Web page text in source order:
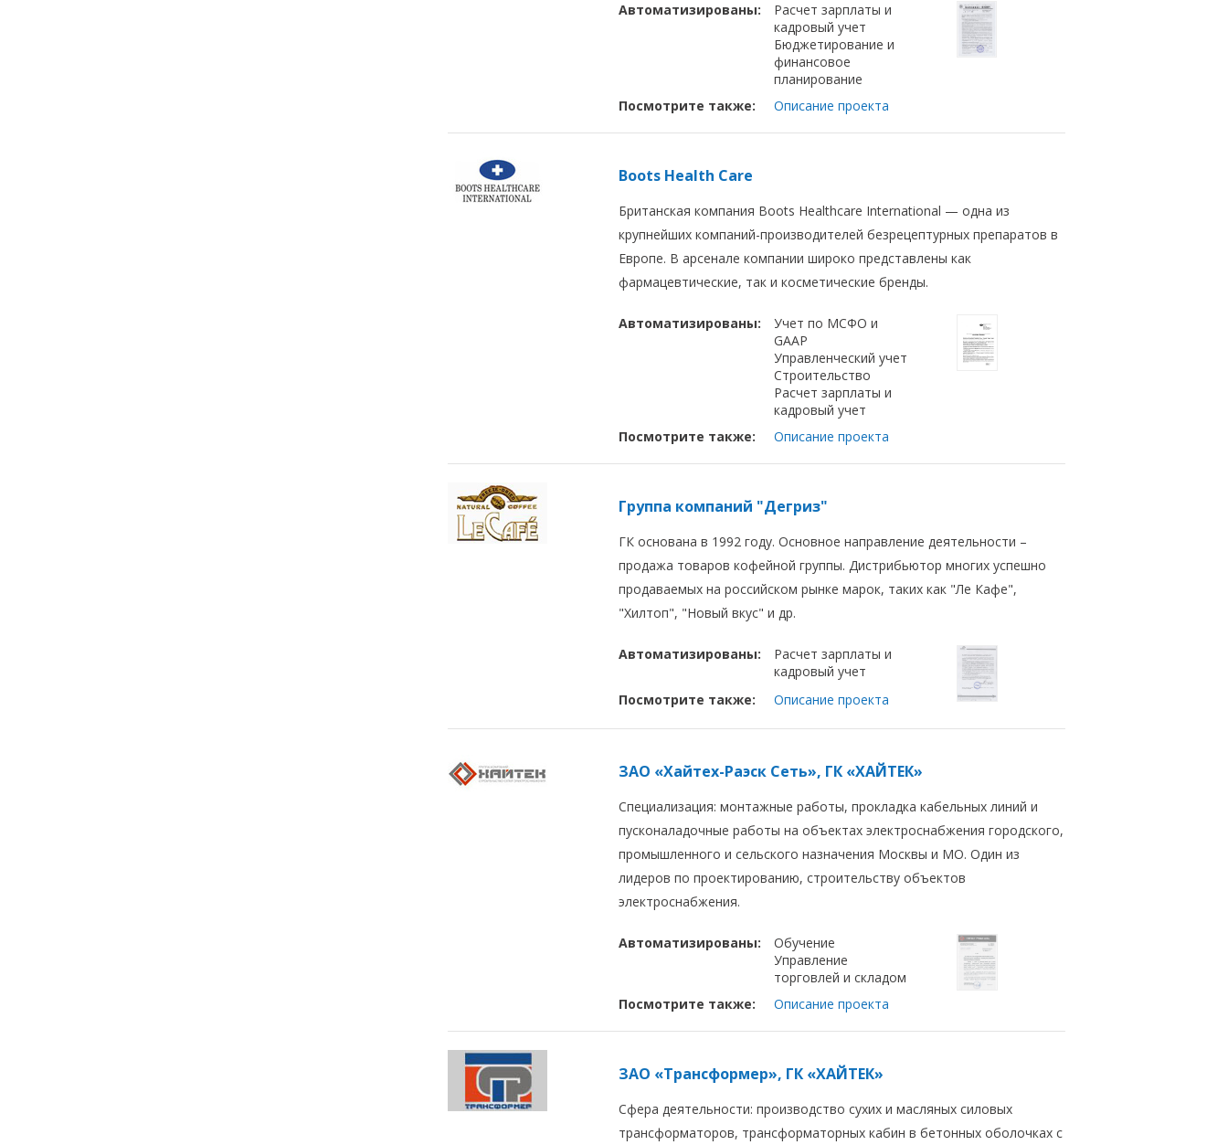
Автоматизированы:
Расчет зарплаты и
кадровый учет
Бюджетирование и
финансовое
планирование
Посмотрите также:
Описание проекта
Boots Health Care
Британская компания Boots Healthcare International — одна из
крупнейших компаний-производителей безрецептурных препаратов в
Европе. В арсенале компании широко представлены как
фармацевтические, так и косметические бренды.
Автоматизированы:
Учет по МСФО и
GAAP
Управленческий учет
Строительство
Расчет зарплаты и
кадровый учет
Посмотрите также:
Описание проекта
Группа компаний "Дегриз"
ГК основана в 1992 году. Основное направление деятельности –
продажа товаров кофейной группы. Дистрибьютор многих успешно
продаваемых на российском рынке марок, таких как "Ле Кафе",
"Хилтоп", "Новый вкус" и др.
Автоматизированы:
Расчет зарплаты и
кадровый учет
Посмотрите также:
Описание проекта
ЗАО «Хайтех-Раэск Сеть», ГК «ХАЙТЕК»
Специализация: монтажные работы, прокладка кабельных линий и
пусконаладочные работы на объектах электроснабжения городского,
промышленного и сельского назначения Москвы и МО. Один из
лидеров по проектированию, строительству объектов
электроснабжения.
Автоматизированы:
Обучение
Управление
торговлей и складом
Посмотрите также:
Описание проекта
ЗАО «Трансформер», ГК «ХАЙТЕК»
Сфера деятельности: производство сухих и масляных силовых
трансформаторов, трансформаторных кабин в бетонных оболочках с